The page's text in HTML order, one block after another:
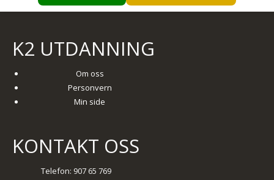
K2 UTDANNING
Om oss
Personvern
Min side
KONTAKT OSS
Telefon: 907 65 769